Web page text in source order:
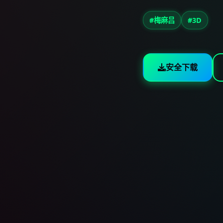
#梅麻吕 #3D
安全下载